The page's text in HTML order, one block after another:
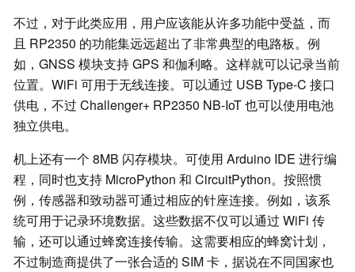
不过，对于此类应用，用户应该能从许多功能中受益，而
且 RP2350 的功能集远远超出了非常典型的电路板。例
如，GNSS 模块支持 GPS 和伽利略。这样就可以记录当前
位置。WiFi 可用于无线连接。可以通过 USB Type-C 接口
供电，不过 Challenger+ RP2350 NB-IoT 也可以使用电池
独立供电。
机上还有一个 8MB 闪存模块。可使用 Arduino IDE 进行编
程，同时也支持 MicroPython 和 CircuitPython。按照惯
例，传感器和致动器可通过相应的针座连接。例如，该系
统可用于记录环境数据。这些数据不仅可以通过 WiFi 传
输，还可以通过蜂窝连接传输。这需要相应的蜂窝计划，
不过制造商提供了一张合适的 SIM 卡，据说在不同国家也